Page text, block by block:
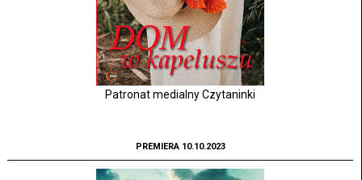
Patronat medialny Czytaninki
PREMIERA 10.10.2023